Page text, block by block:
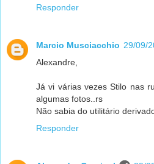
Responder
Marcio Musciacchio 29/09/
Alexandre,
Já vi várias vezes Stilo nas
algumas fotos..rs
Não sabia do utilitário
Responder